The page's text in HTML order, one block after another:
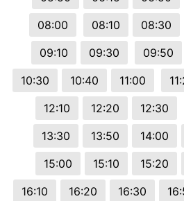
08:00
08:10 08:30
09:10
09:30 09:50
10:30
10:40 11:00
12:10
12:20 12:30
13:30
13:50 14:00
15:00
15:10 15:20
16:10
16:20 16:30